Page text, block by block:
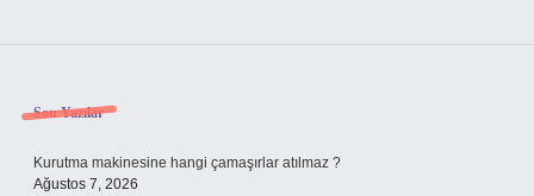
Sidebar
Son Yazılar
Kurutma makinesine hangi çamaşırlar atılmaz ?
Ağustos 7, 2026